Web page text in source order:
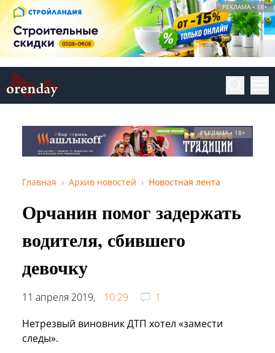
РЕКЛАМА • 18+
РЕКЛАМА • 18+
Главная Архив новостей Новостная лента
Орчанин помог задержать
водителя, сбившего
девочку
11 апреля 2019, 10:29
1
Нетрезвый виновник ДТП хотел «замести
следы».